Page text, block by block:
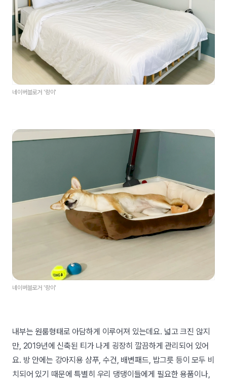
네이버블로거 '랑이 '
네이버블로거 '랑이'
내부는 원룸형태로 아담하게 이루어져 있는데요. 넓고 크진 않지
만, 2019년에 신축된 티가 나게 굉장히 깔끔하게 관리되어 있어
요. 방 안에는 강아지용 샴푸, 수건, 배변패드, 밥그릇 등이 모두 비
치되어 있기 때문에 특별히 우리 댕댕이들에게 필요한 용품이나,